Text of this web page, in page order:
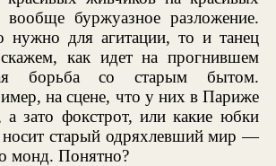
буржуазное разложение.
нужно для агитации, то и танец
как идет на прогнившем
борьба со старым бытом.
на сцене, что у них в Париже
а зато фокстрот, или какие юбки
носит старый одряхлевший мир —
монд. Понятно?